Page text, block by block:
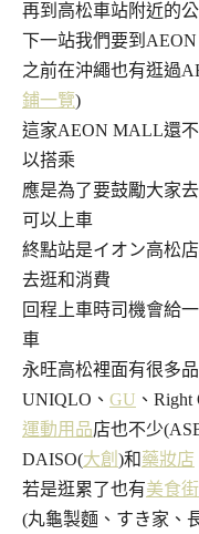
再到高松車站附近的
下一站我們要到
之前在沖繩也有逛過
鋪一覽)
這家AEON MALL還
以搭乘
應是為了要鼓勵大家
可以上車
終點站是イオン高松
去逛和消費
回程上車時司機會給
車
永旺高松裡面有很多
UNIQLO、 GU 、Right
運動用品店也不少
DAISO(大創 )和藥妝店
若是逛累了也有美食街
(丸龜製麵、すき家、